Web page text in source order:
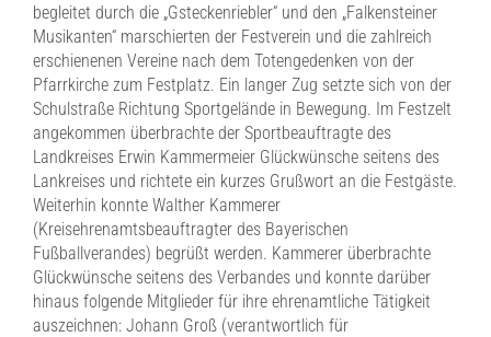
begleitet durch die „Gsteckenriebler“ und den „Falkensteiner
Musikanten“ marschierten der Festverein und die zahlreich
erschienenen Vereine nach dem Totengedenken von der
Pfarrkirche zum Festplatz. Ein langer Zug setzte sich von der
Schulstraße Richtung Sportgelände in Bewegung. Im Festzelt
angekommen überbrachte der Sportbeauftragte des
Landkreises Erwin Kammermeier Glückwünsche seitens des
Lankreises und richtete ein kurzes Grußwort an die Festgäste.
Weiterhin konnte Walther Kammerer
(Kreisehrenamtsbeauftragter des Bayerischen
Fußballverandes) begrüßt werden. Kammerer überbrachte
Glückwünsche seitens des Verbandes und konnte darüber
hinaus folgende Mitglieder für ihre ehrenamtliche Tätigkeit
auszeichnen: Johann Groß (verantwortlich für